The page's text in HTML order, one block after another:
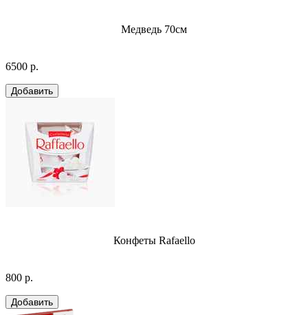
Медведь 70см
6500 р.
Конфеты Rafaello
800 р.